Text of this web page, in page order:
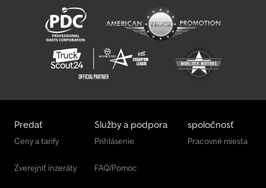
(pomocný pohon), kabína, žeriav, registrácia ako nákladné vozidlo,
nízka hlučnosť, cena na vyžiadanie (mobil), retardér/intardér,
tempomat, kontrola trakcie, video, imobilizér, centrálne zamykanie,
odpruženie: listové pružiny, úžitková hmotnosť (kg): 6310, trvalá
brzda (burza): retardér Typ nadstavby: Actros 1846, rok výroby 2013,
žeriav Meiller MK76RS, 4x4, Euro 5, retardér, HSN/TSN: 1313/000
Chyby a omyly vyhradené. Cedpfx Aszrh A Isbwjrf Vyhľadávacie
Predať
Ceny a tarify
Zverejniť inzeráty
Služby a podpora
Prihlásenie
FAQ/Pomoc
spoločnosť
Pracovné miesta